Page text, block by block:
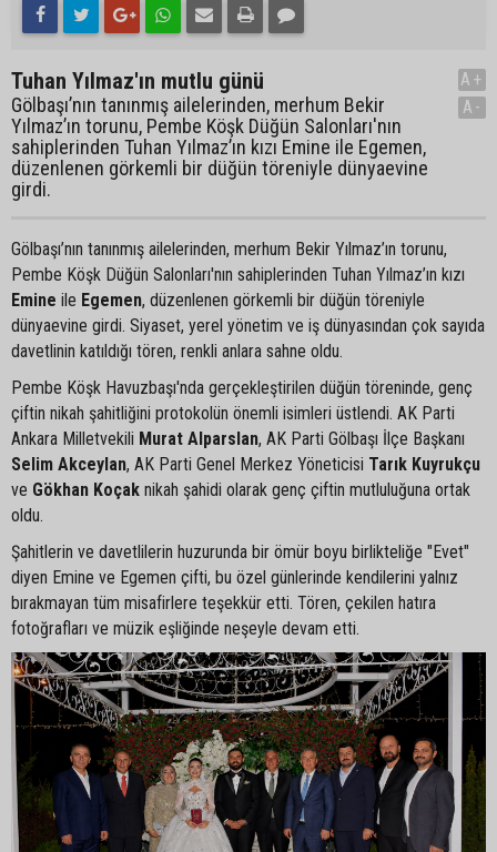
Tuhan Yılmaz'ın mutlu günü
Gölbaşı’nın tanınmış ailelerinden, merhum Bekir
Yılmaz’ın torunu, Pembe Köşk Düğün Salonları'nın
sahiplerinden Tuhan Yılmaz’ın kızı Emine ile Egemen,
düzenlenen görkemli bir düğün töreniyle dünyaevine
girdi.
A+
A-
Gölbaşı’nın tanınmış ailelerinden, merhum Bekir Yılmaz’ın torunu,
Pembe Köşk Düğün Salonları'nın sahiplerinden Tuhan Yılmaz’ın kızı
Emine ile Egemen, düzenlenen görkemli bir düğün töreniyle
dünyaevine girdi. Siyaset, yerel yönetim ve iş dünyasından çok sayıda
davetlinin katıldığı tören, renkli anlara sahne oldu.
Pembe Köşk Havuzbaşı'nda gerçekleştirilen düğün töreninde, genç
çiftin nikah şahitliğini protokolün önemli isimleri üstlendi. AK Parti
Ankara Milletvekili Murat Alparslan, AK Parti Gölbaşı İlçe Başkanı
Selim Akceylan, AK Parti Genel Merkez Yöneticisi Tarık Kuyrukçu
ve Gökhan Koçak nikah şahidi olarak genç çiftin mutluluğuna ortak
oldu.
Şahitlerin ve davetlilerin huzurunda bir ömür boyu birlikteliğe "Evet"
diyen Emine ve Egemen çifti, bu özel günlerinde kendilerini yalnız
bırakmayan tüm misafirlere teşekkür etti. Tören, çekilen hatıra
fotoğrafları ve müzik eşliğinde neşeyle devam etti.